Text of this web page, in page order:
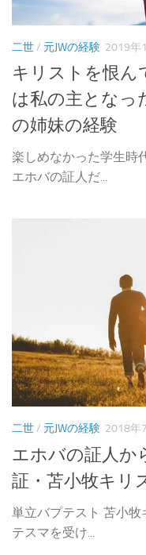
二世/ 元JWの経験 2019年
キリストを恨ん
は私の主となっ
の姉妹の経験
楽しめなかった学生時
エホバの証人だ...
二世/ 元JWの経験 2018年
エホバの証人か
証・苫小牧キリ
単立バプテスト 苫小
テスマを受け...